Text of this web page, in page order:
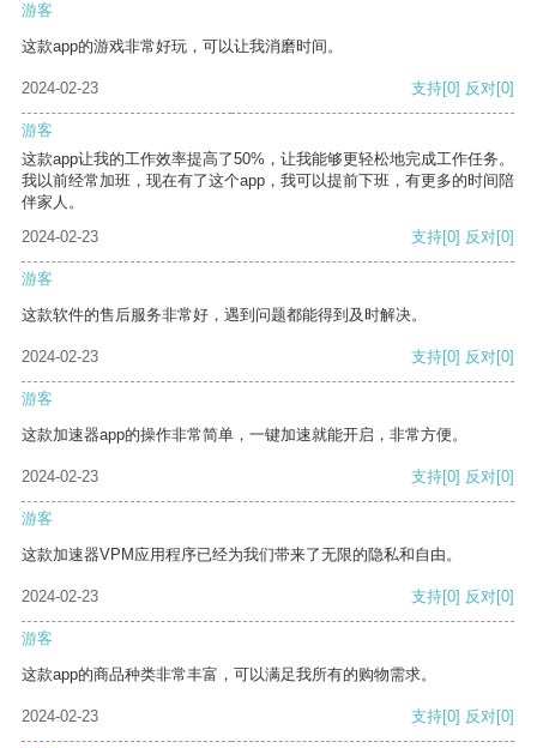
游客
这款app的游戏非常好玩，可以让我消磨时间。
2024-02-23 支持[0] 反对[0]
游客
这款app让我的工作效率提高了50%，让我能够更轻松地完成工作任务。
我以前经常加班，现在有了这个app，我可以提前下班，有更多的时间陪
伴家人。
2024-02-23
支持[0] 反对[0]
游客
这款软件的售后服务非常好，遇到问题都能得到及时解决。
2024-02-23 支持[0] 反对[0]
游客
这款加速器app的操作非常简单，一键加速就能开启，非常方便。
2024-02-23 支持[0] 反对[0]
游客
这款加速器VPM应用程序已经为我们带来了无限的隐私和自由。
2024-02-23 支持[0] 反对[0]
游客
这款app的商品种类非常丰富，可以满足我所有的购物需求。
2024-02-23 支持[0] 反对[0]